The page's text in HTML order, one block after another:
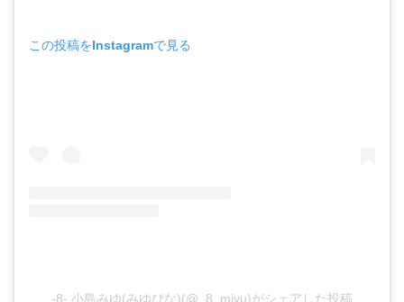
この投稿をInstagramで見る
-8- 小島みゆ(みゆぴな)(@_8_miyu)がシェアした投稿